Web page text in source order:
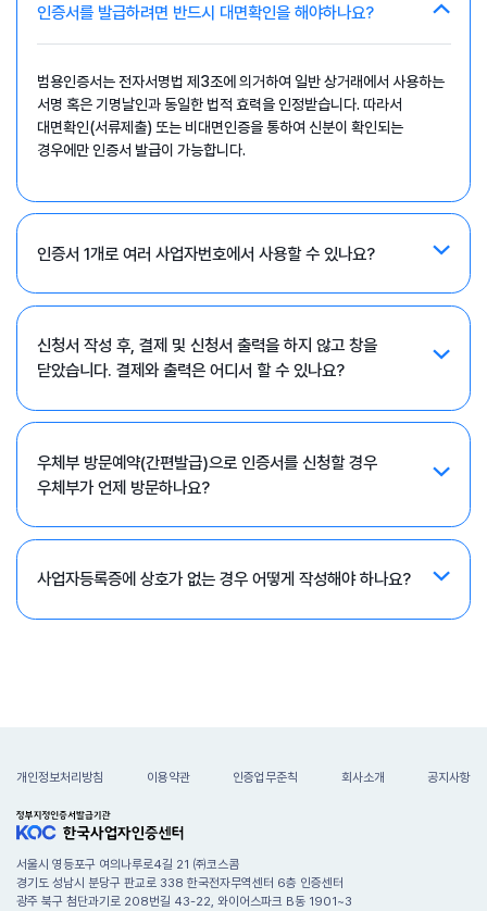
인증서를 발급하려면 반드시 대면확인을 해야하나요?
범용인증서는 전자서명법 제3조에 의거하여 일반 상거래에서 사용하는
서명 혹은 기명날인과 동일한 법적 효력을 인정받습니다. 따라서
대면확인(서류제출) 또는 비대면인증을 통하여 신분이 확인되는
경우에만 인증서 발급이 가능합니다.
인증서 1개로 여러 사업자번호에서 사용할 수 있나요?
신청서 작성 후, 결제 및 신청서 출력을 하지 않고 창을
닫았습니다. 결제와 출력은 어디서 할 수 있나요?
우체부 방문예약(간편발급)으로 인증서를 신청할 경우
우체부가 언제 방문하나요?
사업자등록증에 상호가 없는 경우 어떻게 작성해야 하나요?
개인정보처리방침 이용약관 인증업무준칙 회사소개 공지사항
서울시 영등포구 여의나루로4길 21 ㈜코스콤
경기도 성남시 분당구 판교로 338 한국전자무역센터 6층 인증센터
광주 북구 첨단과기로 208번길 43-22, 와이어스파크 B동 1901~3